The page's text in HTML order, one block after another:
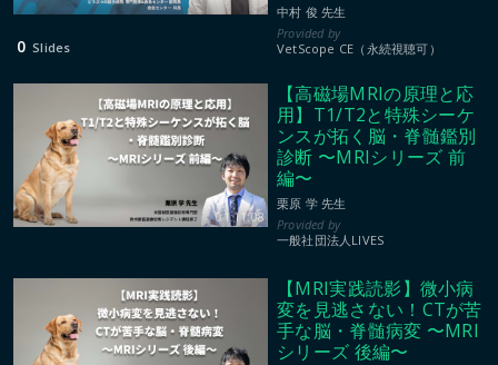
中村 俊 先生
VetScope CE（永続視聴可）
0 Slides
01:11:08
【高磁場MRIの原理と応
用】T1/T2と特殊シーケ
ンスが拓く脳・脊髄鑑別
診断 〜MRIシリーズ 前
編〜
栗原 学 先生
一般社団法人LIVES
【MRI実践読影】微小病
変を見逃さない！CTが苦
手な脳・脊髄病変 〜MRI
シリーズ 後編〜